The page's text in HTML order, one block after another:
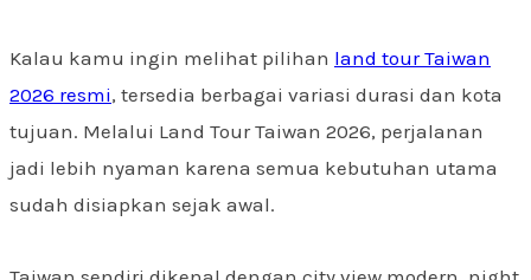
Kalau kamu ingin melihat pilihan land tour Taiwan
2026 resmi, tersedia berbagai variasi durasi dan kota
tujuan. Melalui Land Tour Taiwan 2026, perjalanan
jadi lebih nyaman karena semua kebutuhan utama
sudah disiapkan sejak awal.